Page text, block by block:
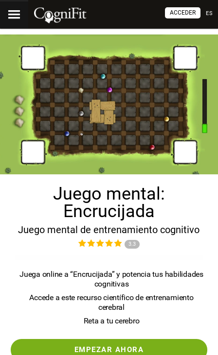
ES
ACCEDER
Juego mental:
Encrucijada
Juego mental de entrenamiento cognitivo
3.3
Juega online a “Encrucijada” y potencia tus habilidades
cognitivas
Accede a este recurso científico de entrenamiento
cerebral
Reta a tu cerebro
EMPEZAR AHORA